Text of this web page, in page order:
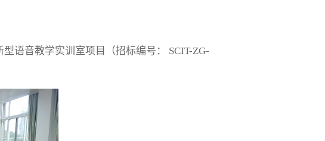
语音教学实训室项目（招标编号： SCIT-ZG-